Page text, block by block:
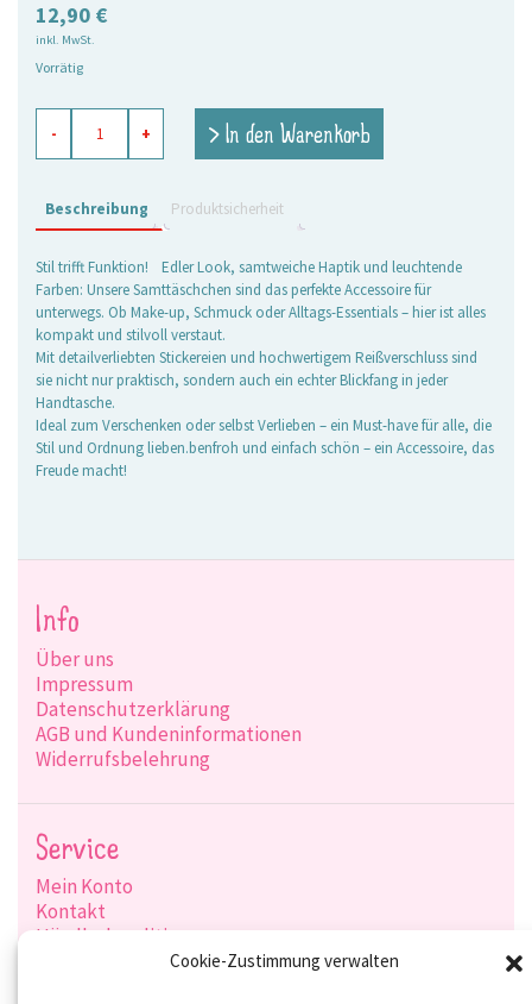
Cookie-Zustimmung verwalten
12,90 €
inkl. MwSt.
Vorrätig
Fauna
Menge
- + > In den Warenkorb
Beschreibung Produktsicherheit
Stil trifft Funktion! Edler Look, samtweiche Haptik und leuchtende
Farben: Unsere Samttäschchen sind das perfekte Accessoire für
unterwegs. Ob Make-up, Schmuck oder Alltags-Essentials – hier ist alles
kompakt und stilvoll verstaut.
Mit detailverliebten Stickereien und hochwertigem Reißverschluss sind
sie nicht nur praktisch, sondern auch ein echter Blickfang in jeder
Handtasche.
Ideal zum Verschenken oder selbst Verlieben – ein Must-have für alle, die
Stil und Ordnung lieben.benfroh und einfach schön – ein Accessoire, das
Freude macht!
Info
Über uns
Impressum
Datenschutzerklärung
AGB und Kundeninformationen
Widerrufsbelehrung
Service
Mein Konto
Kontakt
Händlerkonditionen